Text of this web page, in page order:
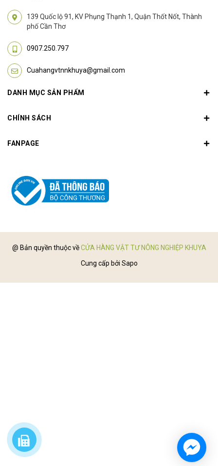
139 Quốc lộ 91, KV Phụng Thạnh 1, Quận Thốt Nốt, Thành
phố Cần Thơ
0907.250.797
Cuahangvtnnkhuya@gmail.com
DANH MỤC SẢN PHẨM
CHÍNH SÁCH
FANPAGE
@ Bản quyền thuộc vềCỬA HÀNG VẬT TƯ NÔNG NGHIỆP KHUYA
Cung cấp bởi Sapo